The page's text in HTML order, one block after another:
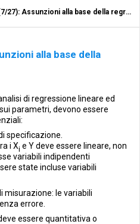
Assunzioni alla base della regressione lineare
alla base della
di regressione lineare ed
parametri, devono essere
specificazione.
i Xi e Y deve essere lineare, non
variabili indipendenti
state incluse variabili
misurazione: le variabili
errore.
essere quantitativa o